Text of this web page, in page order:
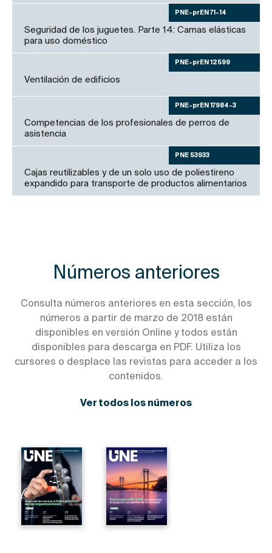
PNE-prEN 71-14
Seguridad de los juguetes. Parte 14: Camas elásticas
para uso doméstico
PNE-prEN 12599
Ventilación de edificios
PNE-prEN 17984-3
Competencias de los profesionales de perros de
asistencia
PNE 53933
Cajas reutilizables y de un solo uso de poliestireno
expandido para transporte de productos alimentarios
Números anteriores
Consulta números anteriores en esta sección, los
números a partir de marzo de 2018 están
disponibles en versión Online y todos están
disponibles para descarga en PDF. Utiliza los
cursores o desplace las revistas para acceder a los
contenidos.
Ver todos los números